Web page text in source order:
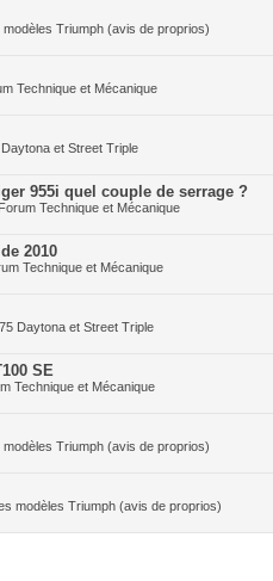
modèles Triumph (avis de proprios)
Technique et Mécanique
et Street Triple
955i quel couple de serrage ?
Forum Technique et Mécanique
2010
Technique et Mécanique
Daytona et Street Triple
SE
Technique et Mécanique
modèles Triumph (avis de proprios)
modèles Triumph (avis de proprios)